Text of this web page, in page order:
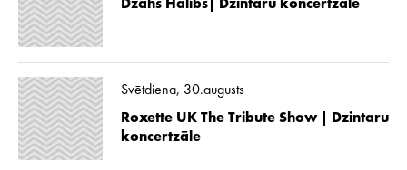
Džahs Halibs| Dzintaru koncertzāle
Svētdiena, 30.augusts
Roxette UK The Tribute Show | Dzintaru
koncertzāle